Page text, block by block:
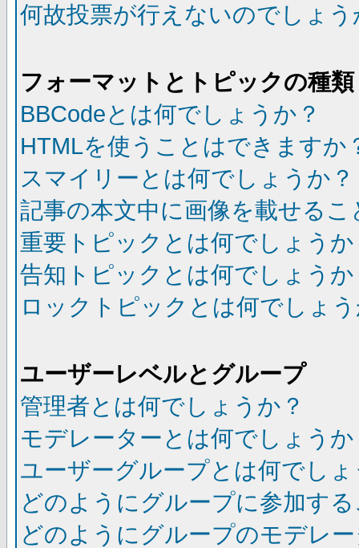
何故投票が行えないのでしょう
フォーマットとトピックの種類
BBCodeとは何でしょうか？
HTMLを使うことはできますか
スマイリーとは何でしょうか？
記事の本文中に画像を載せる
重要トピックとは何でしょうか
告知トピックとは何でしょうか
ロックトピックとは何でしょ
ユーザーレベルとグループ
管理者とは何でしょうか？
モデレーターとは何でしょうか
ユーザーグループとは何でし
どのようにグループに参加す
どのようにグループのモデレ